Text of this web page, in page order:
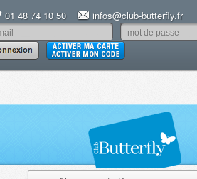
01 48 74 10 50 infos@club-butterfly.fr